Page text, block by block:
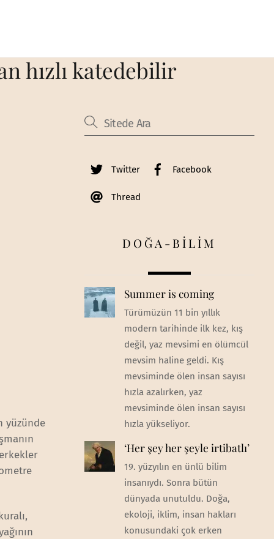
hızlı katedebilir
yüzünde
Twitter Facebook
Thread
DOĞA-BİLİM
Summer is coming
Türümüzün 11 bin yıllık
modern tarihinde ilk kez, kış
değil, yaz mevsimi en ölümcül
mevsim haline geldi. Kış
mevsiminde ölen insan sayısı
hızla azalırken, yaz
mevsiminde ölen insan sayısı
hızla yükseliyor.
‘Her şey her şeyle irtibatlı’
19. yüzyılın en ünlü bilim
insanıydı. Sonra bütün
dünyada unutuldu. Doğa,
ekoloji, iklim, insan hakları
konusundaki çok erken